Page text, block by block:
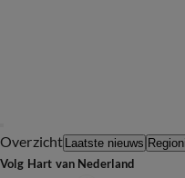
Overzicht Laatste nieuws
Volg Hart van Nederland